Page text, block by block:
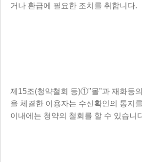
거나 환급에 필요한 조치를 취합니다.
제15조(청약철회 등)①"몰"과 재화등
을 체결한 이용자는 수신확인의 통지
이내에는 청약의 철회를 할 수 있습니